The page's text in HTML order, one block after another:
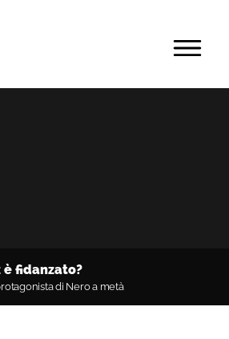
MENU
è fidanzato?
di Nero a metà